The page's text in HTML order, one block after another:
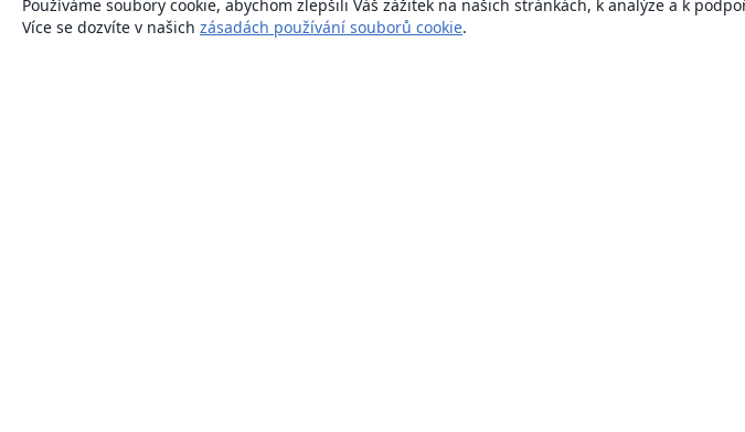
Používáme soubory cookie, abychom zlepšili Váš zážitek na našich stránkách, k analýze a k
Více se dozvíte v našich zásadách používání souborů cookie.